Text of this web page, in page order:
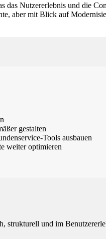
das Nutzererlebnis und die
aber mit Blick auf
gestalten
Tools ausbauen
weiter optimieren
und im